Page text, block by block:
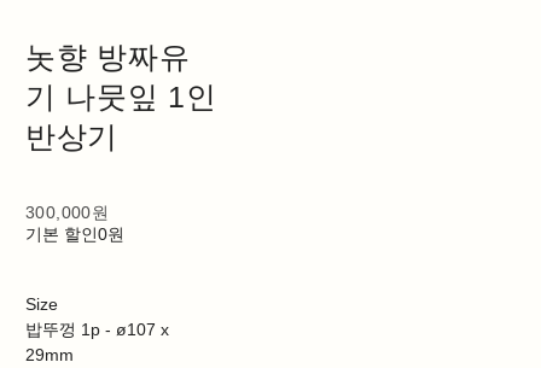
놋향 방짜유
기 나뭇잎 1인
반상기
300,000원
기본 할인0원
Size
밥뚜껑 1p - ø107 x
29mm